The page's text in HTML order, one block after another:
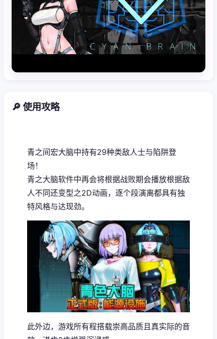
🔎 使用攻略
青之间宏大脑中持有29种类敌人士与陷阱登
场！
青之大脑软件中再会将根据战败期会播放根据敌
人不同还变型之2D动画，逐个段演离都具有独
特风格与达现劲。
此外边，游戏所有程搭载崇高品质且真实际的音